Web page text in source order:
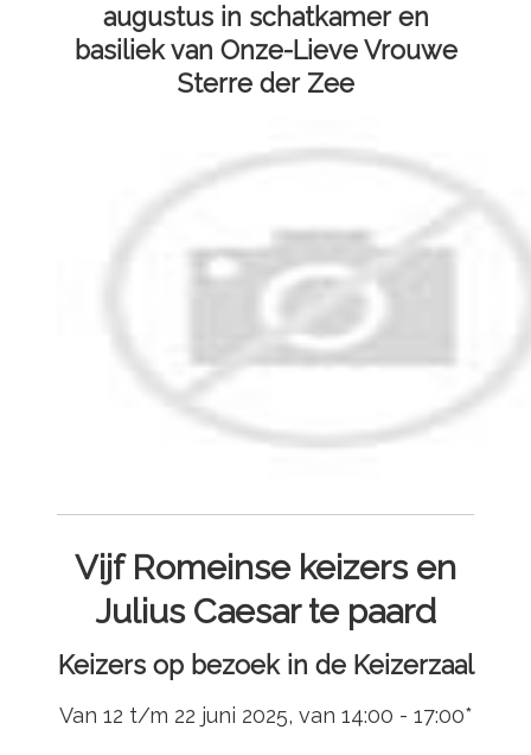
augustus in schatkamer en
basiliek van Onze-Lieve Vrouwe
Sterre der Zee
Vijf Romeinse keizers en
Julius Caesar te paard
Keizers op bezoek in de Keizerzaal
Van 12 t/m 22 juni 2025, van 14:00 - 17:00*